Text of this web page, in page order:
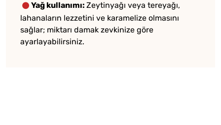
Yağ kullanımı: Zeytinyağı veya tereyağı,
lahanaların lezzetini ve karamelize olmasını
sağlar; miktarı damak zevkinize göre
ayarlayabilirsiniz.